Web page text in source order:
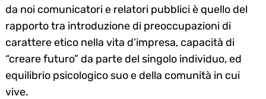
da noi comunicatori e relatori pubblici è quello del
rapporto tra introduzione di preoccupazioni di
carattere etico nella vita d’impresa, capacità di
“creare futuro” da parte del singolo individuo, ed
equilibrio psicologico suo e della comunità in cui
vive.